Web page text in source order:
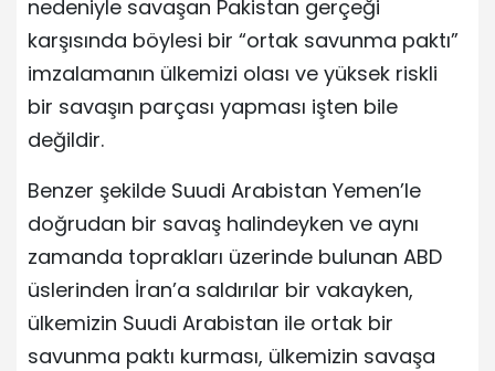
nedeniyle savaşan Pakistan gerçeği
karşısında böylesi bir “ortak savunma paktı”
imzalamanın ülkemizi olası ve yüksek riskli
bir savaşın parçası yapması işten bile
değildir.
Benzer şekilde Suudi Arabistan Yemen’le
doğrudan bir savaş halindeyken ve aynı
zamanda toprakları üzerinde bulunan ABD
üslerinden İran’a saldırılar bir vakayken,
ülkemizin Suudi Arabistan ile ortak bir
savunma paktı kurması, ülkemizin savaşa